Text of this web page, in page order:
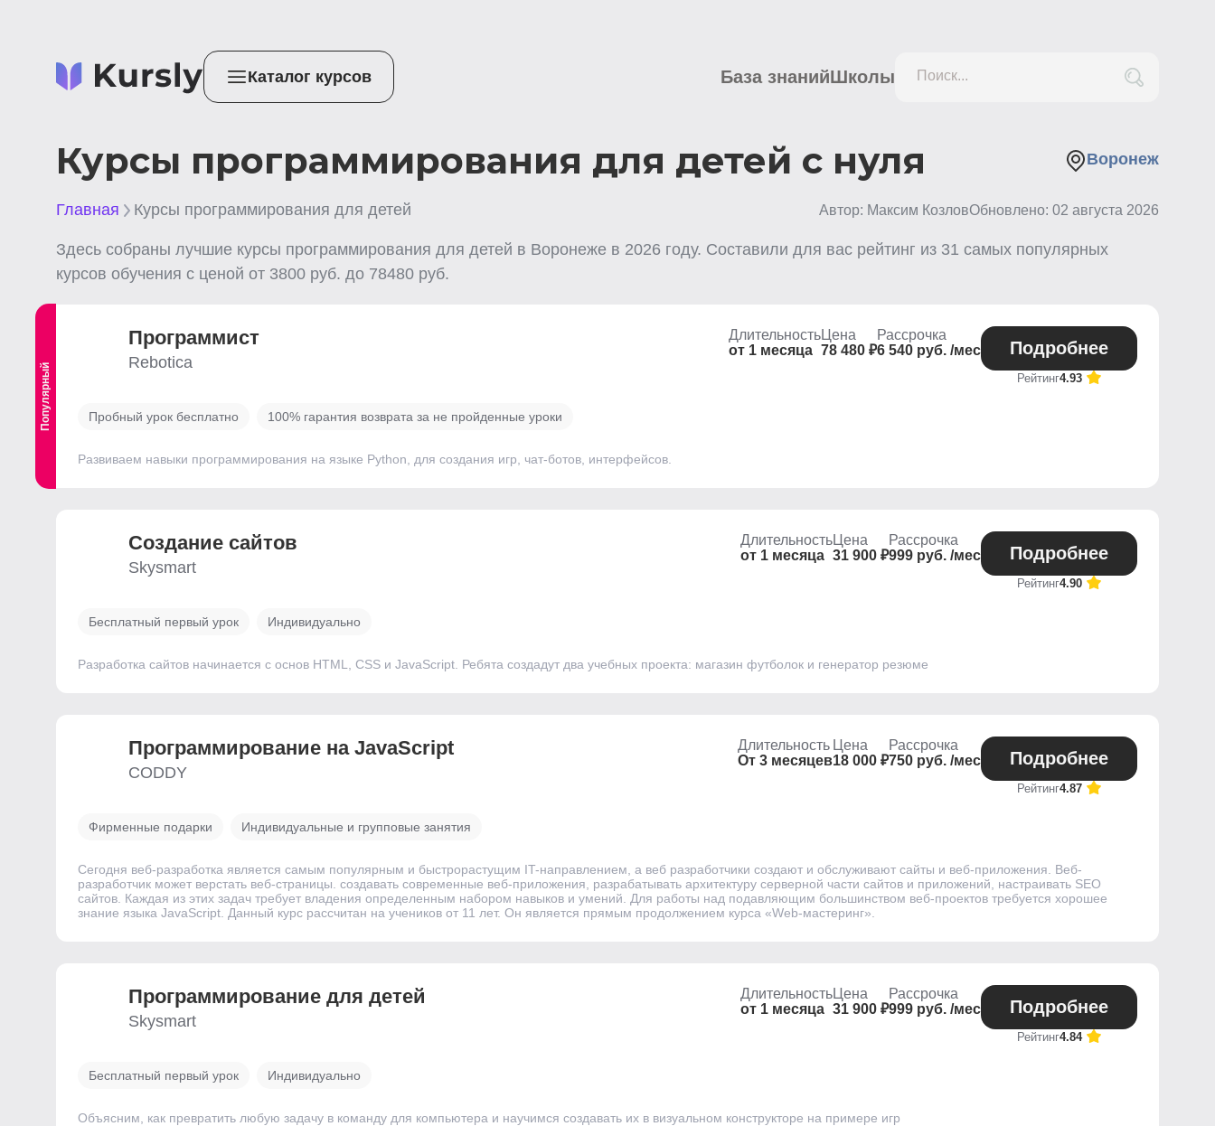
Каталог курсов База знанийШколы Поиск...
Курсы программирования для детей с нуля Воронеж
Главная Курсы программирования для детей Автор: Максим КозловОбновлено: 02 августа 2026
Здесь собраны лучшие курсы программирования для детей в Воронеже в 2026 году. Составили для вас рейтинг из 31 самых популярных
курсов обучения с ценой от 3800 руб. до 78480 руб.
Популярный
Программист
Rebotica
Длительность
от 1 месяца
Цена
78 480 ₽
Рассрочка
6 540 руб. /мес
Подробнее
Рейтинг4.93
Пробный урок бесплатно 100% гарантия возврата за не пройденные уроки
Развиваем навыки программирования на языке Python, для создания игр, чат-ботов, интерфейсов.
Создание сайтов
Skysmart
Длительность
от 1 месяца
Цена
31 900 ₽
Рассрочка
999 руб. /мес
Подробнее
Рейтинг4.90
Бесплатный первый урок Индивидуально
Разработка сайтов начинается с основ HTML, CSS и JavaScript. Ребята создадут два учебных проекта: магазин футболок и генератор резюме
Программирование на JavaScript
CODDY
Длительность
От 3 месяцев
Цена
18 000 ₽
Рассрочка
750 руб. /мес
Подробнее
Рейтинг4.87
Фирменные подарки Индивидуальные и групповые занятия
Сегодня веб-разработка является самым популярным и быстрорастущим IT-направлением, а веб разработчики создают и обслуживают сайты и веб-приложения. Веб-
разработчик может верстать веб-страницы. создавать современные веб-приложения, разрабатывать архитектуру серверной части сайтов и приложений, настраивать SEO
сайтов. Каждая из этих задач требует владения определенным набором навыков и умений. Для работы над подавляющим большинством веб-проектов требуется хорошее
знание языка JavaScript. Данный курс рассчитан на учеников от 11 лет. Он является прямым продолжением курса «Web-мастеринг».
Программирование для детей
Skysmart
Длительность
от 1 месяца
Цена
31 900 ₽
Рассрочка
999 руб. /мес
Подробнее
Рейтинг4.84
Бесплатный первый урок Индивидуально
Объясним, как превратить любую задачу в команду для компьютера и научимся создавать их в визуальном конструкторе на примере игр